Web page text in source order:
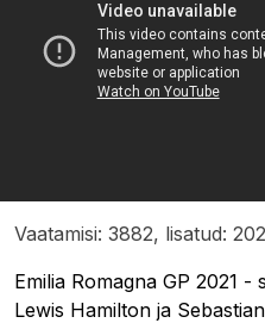
Vaatamisi: 3882, lisatud:
Emilia Romagna GP 2021
Lewis Hamilton ja